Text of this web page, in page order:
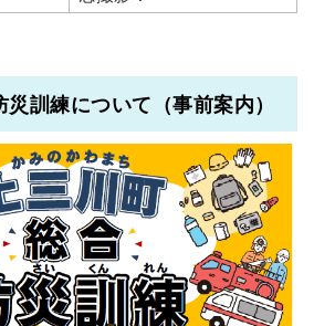
訓練について（事前案内）